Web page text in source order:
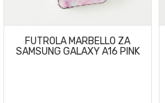
FUTROLA MARBELLO ZA
SAMSUNG GALAXY A16 PINK